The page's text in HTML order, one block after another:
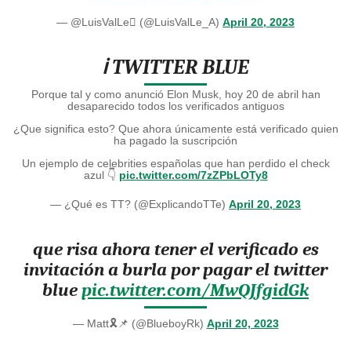
— @LuisValLe (@LuisValLe_A) April 20, 2023
ℹ️ TWITTER BLUE
Porque tal y como anunció Elon Musk, hoy 20 de abril han
desaparecido todos los verificados antiguos
¿Que significa esto? Que ahora únicamente está verificado quien
ha pagado la suscripción
Un ejemplo de celebrities españolas que han perdido el check
azul 👇 pic.twitter.com/7zZPbLOTy8
— ¿Qué es TT? (@ExplicandoTTe) April 20, 2023
que risa ahora tener el verificado es
invitación a burla por pagar el twitter
bluepic.twitter.com/MwQJfgidGk
— Matt🎗️📌 (@BlueboyRk) April 20, 2023